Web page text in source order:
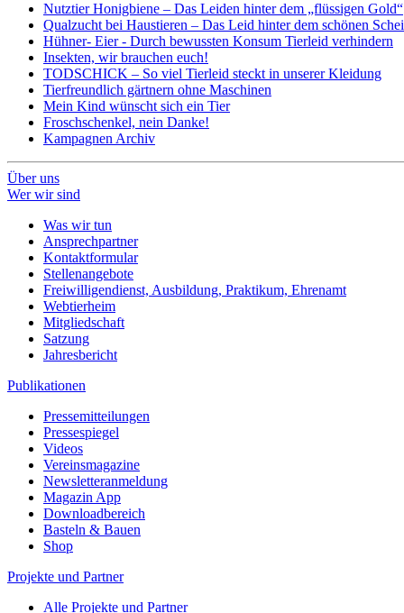
Nutztier Honigbiene – Das Leiden hinter dem „flüssigen Gold“
Qualzucht bei Haustieren – Das Leid hinter dem schönen
Hühner- Eier - Durch bewussten Konsum Tierleid verhindern
Insekten, wir brauchen euch!
TODSCHICK – So viel Tierleid steckt in unserer Kleidung
Tierfreundlich gärtnern ohne Maschinen
Mein Kind wünscht sich ein Tier
Froschschenkel, nein Danke!
Kampagnen Archiv
Über uns
Wer wir sind
Was wir tun
Ansprechpartner
Kontaktformular
Stellenangebote
Freiwilligendienst, Ausbildung, Praktikum, Ehrenamt
Webtierheim
Mitgliedschaft
Satzung
Jahresbericht
Publikationen
Pressemitteilungen
Pressespiegel
Videos
Vereinsmagazine
Newsletteranmeldung
Magazin App
Downloadbereich
Basteln & Bauen
Shop
Projekte und Partner
Alle Projekte und Partner